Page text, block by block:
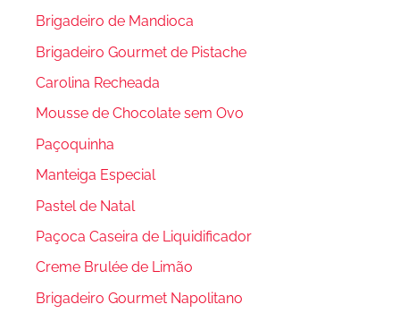
Brigadeiro de Mandioca
Brigadeiro Gourmet de Pistache
Carolina Recheada
Mousse de Chocolate sem Ovo
Paçoquinha
Manteiga Especial
Pastel de Natal
Paçoca Caseira de Liquidificador
Creme Brulée de Limão
Brigadeiro Gourmet Napolitano